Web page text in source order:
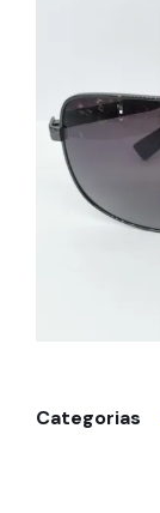
Categorias